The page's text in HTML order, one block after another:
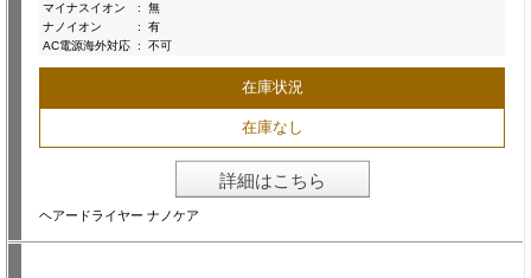
マイナスイオン
:
無
ナノイオン
:
有
AC電源海外対応 : 不可
在庫状況
在庫なし
詳細はこちら
ヘアードライヤー ナノケア